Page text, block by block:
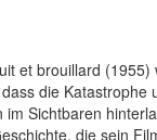
et brouillard
die Katastrophe
im Sichtbaren
die sein